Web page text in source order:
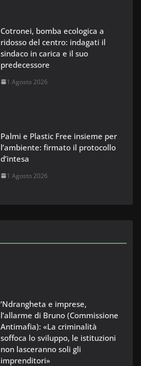
Cotronei, bomba ecologica a
ridosso del centro: indagati il
sindaco in carica e il suo
predecessore
1 Agosto 2026
Palmi e Plastic Free insieme per
l’ambiente: firmato il protocollo
d’intesa
1 Agosto 2026
’Ndrangheta e imprese,
l’allarme di Bruno (Commissione
Antimafia): «La criminalità
soffoca lo sviluppo, le istituzioni
non lasceranno soli gli
imprenditori»